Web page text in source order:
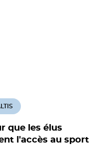
que les élus
l'accès au sport